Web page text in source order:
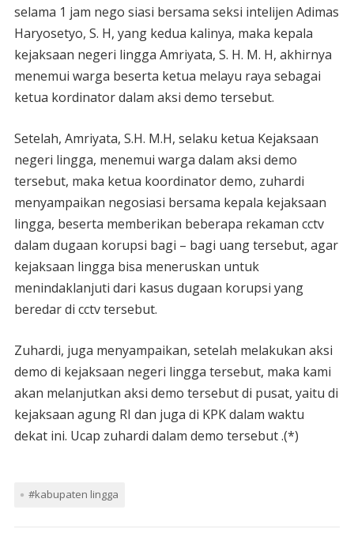
selama 1 jam nego siasi bersama seksi intelijen Adimas
Haryosetyo, S. H, yang kedua kalinya, maka kepala
kejaksaan negeri lingga Amriyata, S. H. M. H, akhirnya
menemui warga beserta ketua melayu raya sebagai
ketua kordinator dalam aksi demo tersebut.
Setelah, Amriyata, S.H. M.H, selaku ketua Kejaksaan
negeri lingga, menemui warga dalam aksi demo
tersebut, maka ketua koordinator demo, zuhardi
menyampaikan negosiasi bersama kepala kejaksaan
lingga, beserta memberikan beberapa rekaman cctv
dalam dugaan korupsi bagi – bagi uang tersebut, agar
kejaksaan lingga bisa meneruskan untuk
menindaklanjuti dari kasus dugaan korupsi yang
beredar di cctv tersebut.
Zuhardi, juga menyampaikan, setelah melakukan aksi
demo di kejaksaan negeri lingga tersebut, maka kami
akan melanjutkan aksi demo tersebut di pusat, yaitu di
kejaksaan agung RI dan juga di KPK dalam waktu
dekat ini. Ucap zuhardi dalam demo tersebut .(*)
#kabupaten lingga